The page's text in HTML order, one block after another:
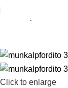
Click to enlarge